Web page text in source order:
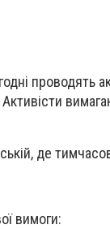
проводять
де
вимоги: